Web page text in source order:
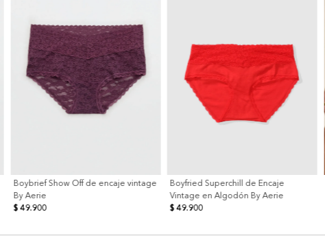
Boybrief Show Off de encaje vintage
By Aerie
$ 49.900
Boyfried Superchill de Encaje
Vintage en Algodón By Aerie
$ 49.900